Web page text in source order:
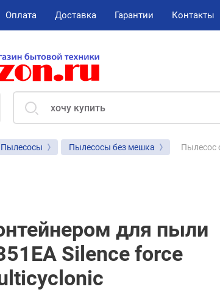
Оплата Доставка Гарантии Контакты
Пылесосы Пылесосы без мешка Пылесос
для пыли
Silence force